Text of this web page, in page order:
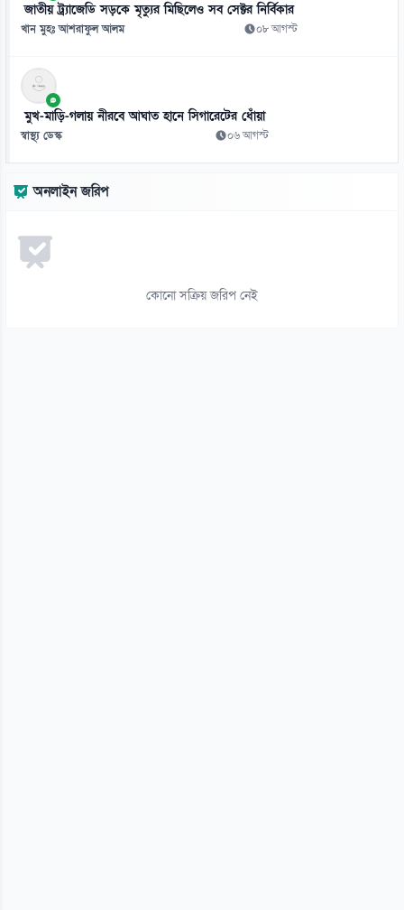
শুটিংয়ে নাকফুল গিলে ফেললেন শেহনাজ!
১০ আগস্ট
১২
জামালপুরে ধর্ষণ মামলায় দুই আসামির মৃত্যুদণ্ড
১০ আগস্ট
১০ আগস্ট
১৪
২২৬ মাদরাসায় পাস করেনি কেউ
জাতীয় ট্র্যাজেডি সড়কে মৃত্যুর মিছিলেও সব সেক্টর নির্বিকার
খান মুহঃ আশরাফুল আলম ০৮ আগস্ট
মুখ-মাড়ি-গলায় নীরবে আঘাত হানে সিগারেটের ধোঁয়া
স্বাস্থ্য ডেস্ক ০৬ আগস্ট
অনলাইন জরিপ
কোনো সক্রিয় জরিপ নেই